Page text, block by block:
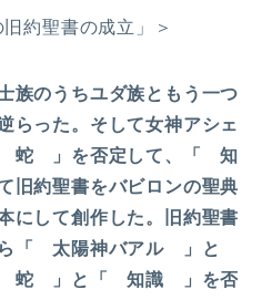
約聖書の成立」＞
族のうちユダ族ともう一つ
らった。そして女神アシェ
蛇 」を否定して、「 知
約聖書をバビロンの聖典
して創作した。旧約聖書
ら「 太陽神バアル 」と
蛇 」と「 知識 」を否